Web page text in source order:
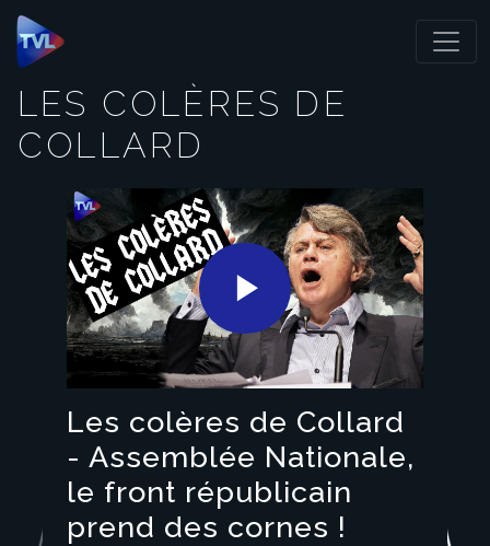
Panneau de gestion des cookies
LES COLÈRES DE
COLLARD
Play
Video
Les colères de Collard
- Assemblée Nationale,
le front républicain
prend des cornes !